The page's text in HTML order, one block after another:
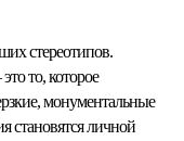
стереотипов.
то, которое
монументальные
становятся личной